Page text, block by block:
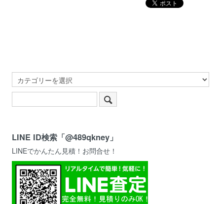
LINE ID検索「@489qkney」
LINEでかんたん見積！お問合せ！